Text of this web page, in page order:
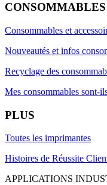
CONSOMMABLES
Consommables et
Nouveautés et infos
Recyclage des
Mes consommables sont-
PLUS
Toutes les imprimantes
Histoires de Réussite
APPLICATIONS